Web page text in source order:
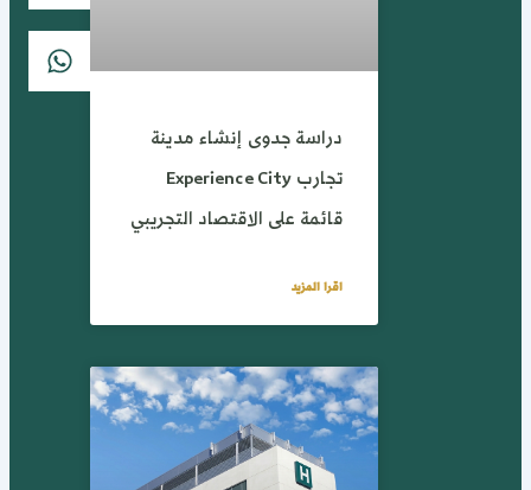
دراسة جدوى إنشاء مدينة
تجارب Experience City
قائمة على الاقتصاد التجريبي
اقرا المزيد